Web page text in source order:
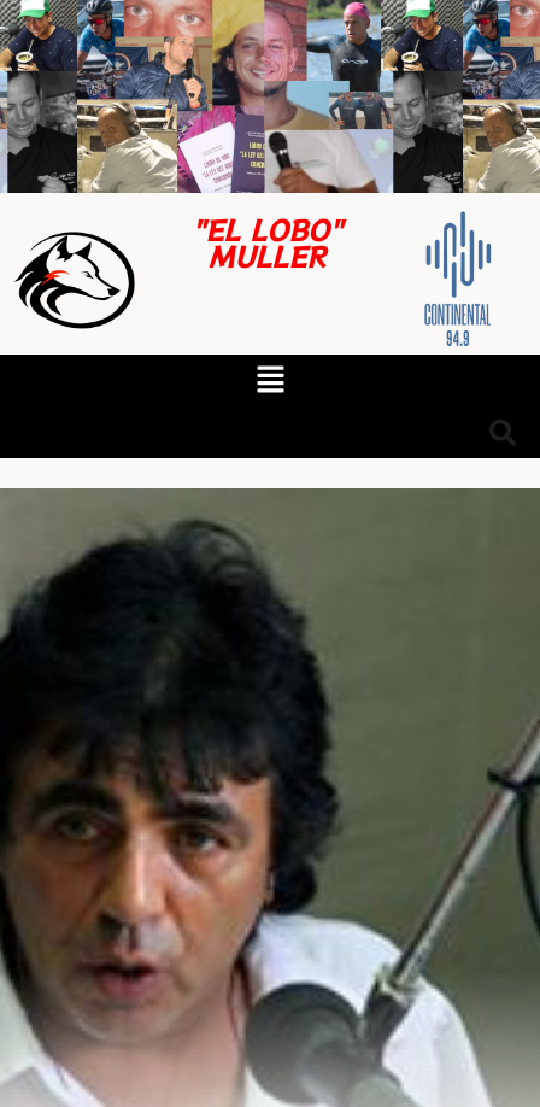
"EL LOBO"
MULLER